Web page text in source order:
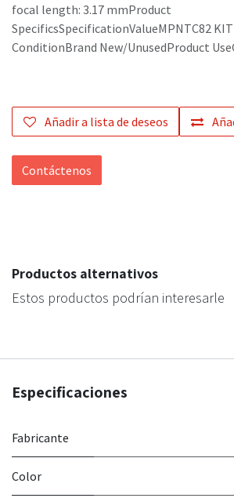
focal length: 3.17 mmProduct
SpecificsSpecificationValueMPNTC82
ConditionBrand New/UnusedProduct
Añadir a lista de deseos
Contáctenos
Productos alternativos
Estos productos podrían interesarle
Especificaciones
Fabricante
Color